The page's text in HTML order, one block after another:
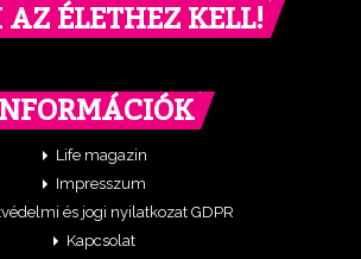
ÉLETHEZ KELL!
Life magazin
Impresszum
és jogi nyilatkozat GDPR
Kapcsolat